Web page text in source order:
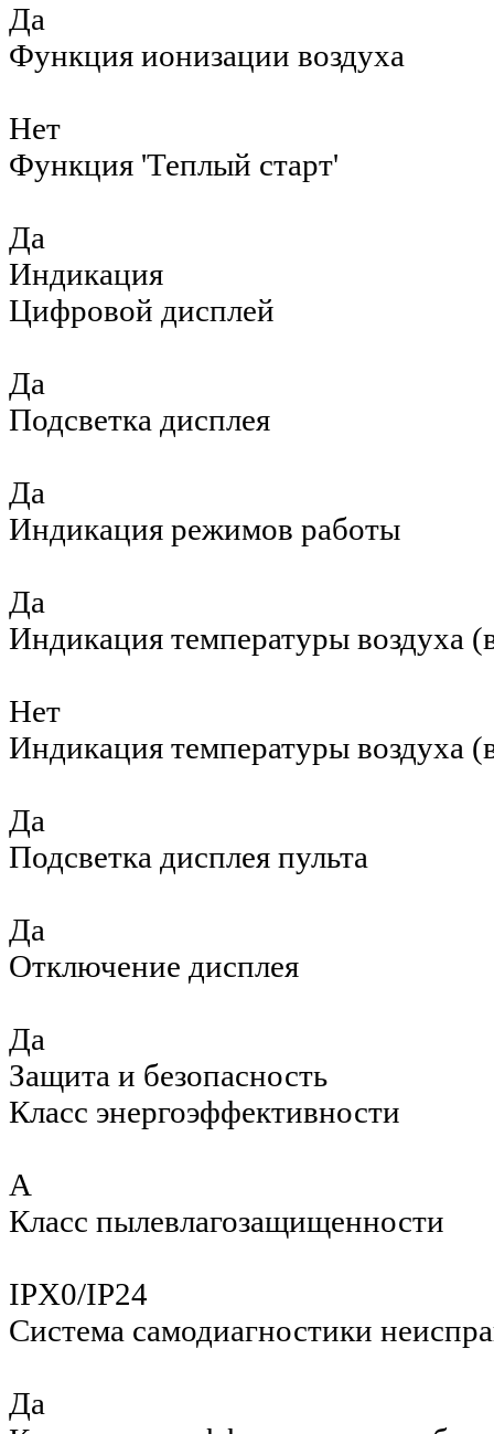
Да
Функция ионизации воздуха
Нет
Функция 'Теплый старт'
Да
Индикация
Цифровой дисплей
Да
Подсветка дисплея
Да
Индикация режимов работы
Да
Индикация температуры воздуха
Нет
Индикация температуры воздуха
Да
Подсветка дисплея пульта
Да
Отключение дисплея
Да
Защита и безопасность
Класс энергоэффективности
A
Класс пылевлагозащищенности
IPX0/IP24
Система самодиагностики
Да